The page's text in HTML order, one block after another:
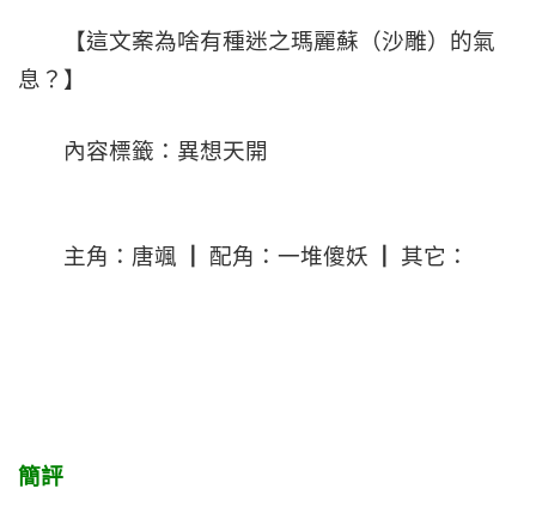
【這文案為啥有種迷之瑪麗蘇（沙雕）的氣
息？】
內容標籤：異想天開
主角：唐颯 ┃ 配角：一堆傻妖 ┃ 其它：
簡評